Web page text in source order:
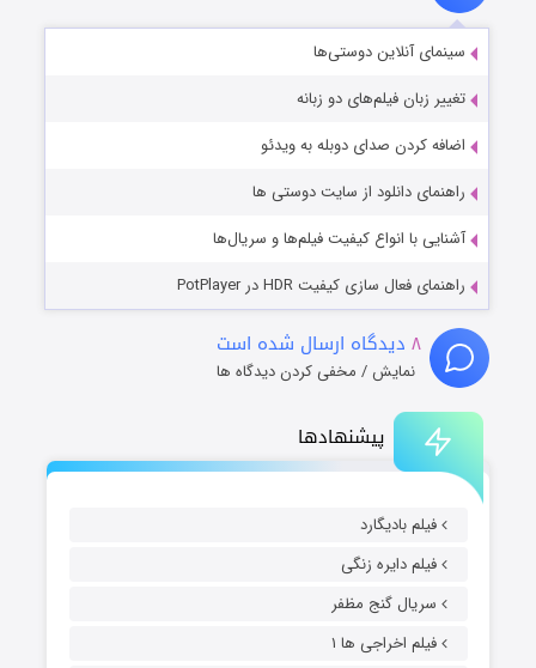
پیشنهادها
فیلم بادیگارد
فیلم دایره زنگی
سریال گنج مظفر
فیلم اخراجی ها ۱
سینمای آنلاین دوستی‌ها
تغییر زبان فیلم‌های دو زبانه
اضافه کردن صدای دوبله به ویدئو
راهنمای دانلود از سایت دوستی ها
آشنایی با انواع کیفیت فیلم‌ها و سریال‌ها
راهنمای فعال سازی کیفیت HDR در PotPlayer
۸ دیدگاه ارسال شده است
نمایش / مخفی کردن دیدگاه ها